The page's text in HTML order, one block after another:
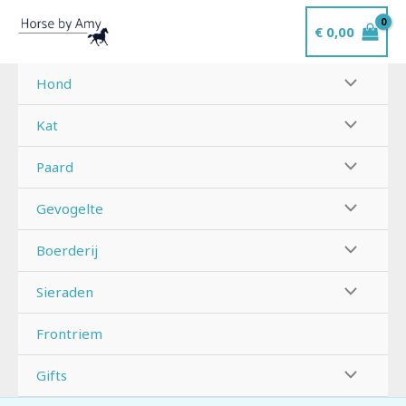
naar
inhoud
€0,00
Hond
Kat
Paard
Gevogelte
Boerderij
Sieraden
Frontriem
Gifts